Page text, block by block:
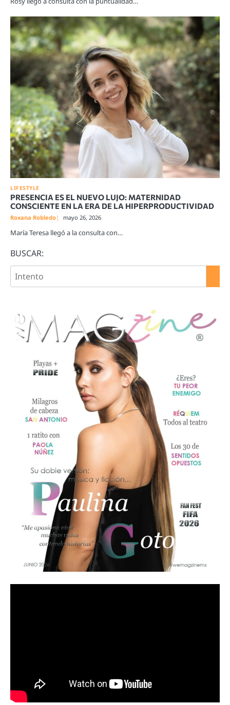
LIFESTYLE
PRESENCIA ES EL NUEVO LUJO: MATERNIDAD
CONSCIENTE EN LA ERA DE LA HIPERPRODUCTIVIDAD
Roxana Robledo mayo 26, 2026
María Teresa llegó a la consulta con…
BUSCAR: